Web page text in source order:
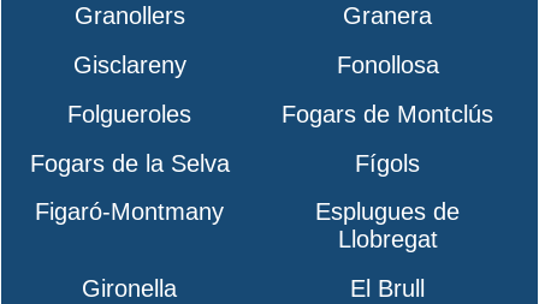
Granollers
Granera
Gisclareny
Fonollosa
Folgueroles
Fogars de Montclús
Fogars de la Selva
Fígols
Figaró-Montmany
Esplugues de
Llobregat
Gironella
El Brull